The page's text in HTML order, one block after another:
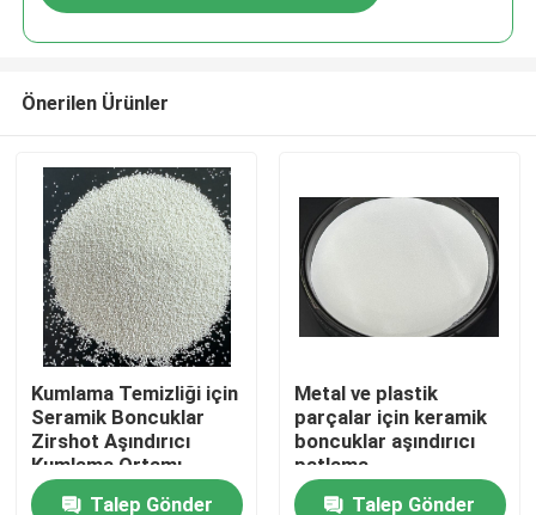
Sunmak
Ana sayfa
Önerilen Ürünler
Kumlama Temizliği için
Seramik Boncuklar
Zirshot Aşındırıcı
Kumlama Ortamı
Talep Gönder
Metal ve plastik
parçalar için keramik
boncuklar aşındırıcı
patlama
Talep Gönder